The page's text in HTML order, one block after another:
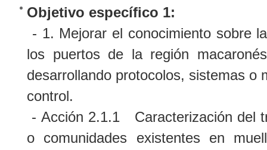
Objetivo específico 1:
- 1. Mejorar el conocimiento sobre
los puertos de la región
desarrollando protocolos, sistemas o
control.
- Acción 2.1.1 Caracterización del
o comunidades existentes en